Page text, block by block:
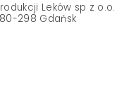
Leków sp z o.o.
298 Gdańsk